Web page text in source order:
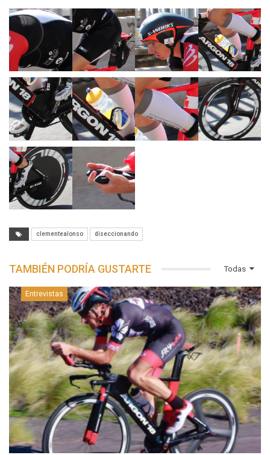
clementealonso diseccionando
Todas
TAMBIÉN PODRÍA GUSTARTE
Entrevistas